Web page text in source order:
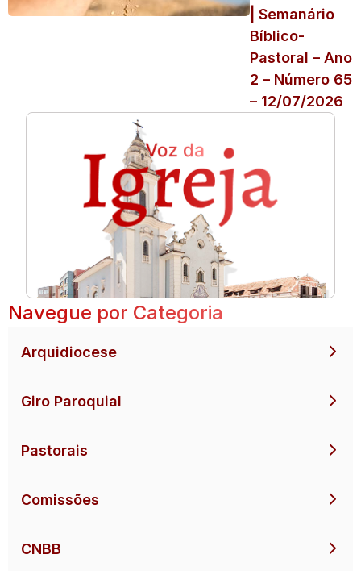
| Semanário
Bíblico-
Pastoral – Ano
2 – Número 65
– 12/07/2026
Navegue por Categoria
Arquidiocese
Giro Paroquial
Pastorais
Comissões
CNBB